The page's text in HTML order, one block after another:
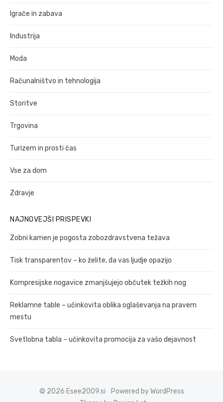
Igrače in zabava
Industrija
Moda
Računalništvo in tehnologija
Storitve
Trgovina
Turizem in prosti čas
Vse za dom
Zdravje
NAJNOVEJŠI PRISPEVKI
Zobni kamen je pogosta zobozdravstvena težava
Tisk transparentov – ko želite, da vas ljudje opazijo
Kompresijske nogavice zmanjšujejo občutek težkih nog
Reklamne table – učinkovita oblika oglaševanja na pravem
mestu
Svetlobna tabla – učinkovita promocija za vašo dejavnost
© 2026 Esee2009.si
Powered by WordPress